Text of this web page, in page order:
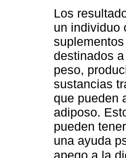
Los
un individuo
destinados
peso,
sustancias
que pueden
adiposo.
pueden
una ayuda
apego a la